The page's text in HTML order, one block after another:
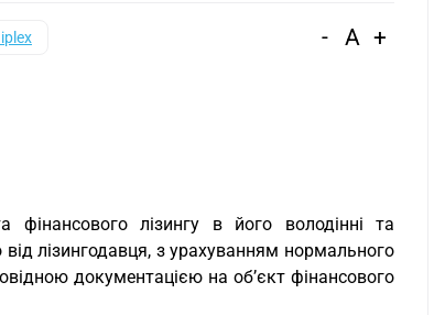
iplex - A +
фінансового лізингу в його володінні та
лізингодавця, з урахуванням нормального
документацією на об’єкт фінансового